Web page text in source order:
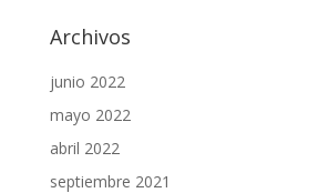
Archivos
junio 2022
mayo 2022
abril 2022
septiembre 2021